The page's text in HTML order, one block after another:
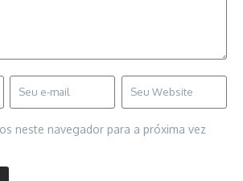
neste navegador para a próxima vez